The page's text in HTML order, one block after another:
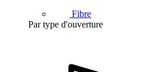
Fibre
Par type d'ouverture